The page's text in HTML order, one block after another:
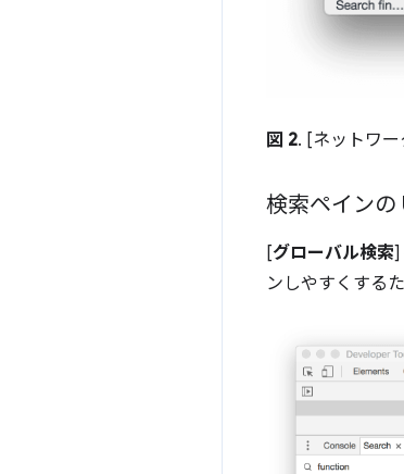
図 2. [ネットワー
検索ペインの
[グローバル検索]
ンしやすくする